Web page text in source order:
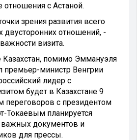
отношения с Астаной.
зрения развития всего
двусторонних отношений, -
визита.
помимо Эммануэля
премьер-министр Венгрии
лидер с
будет в Казахстане 9
переговоров с президентом
планируется
важных документов и
для прессы.